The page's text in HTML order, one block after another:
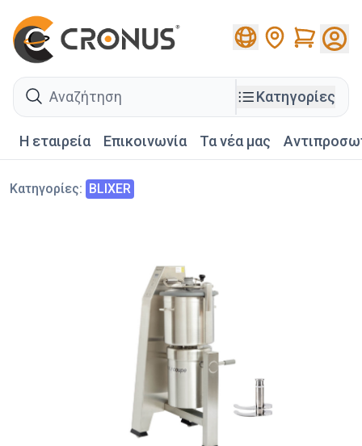
Cart
search
Κατηγορίες
Η εταιρεία Επικοινωνία Τα νέα μας
Κατηγορίες: BLIXER